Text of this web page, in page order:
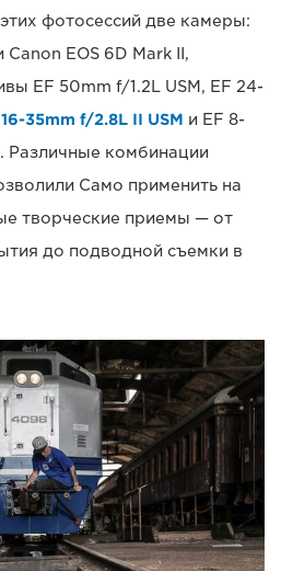
фотосессий две камеры:
Canon EOS 6D Mark II,
EF 50mm f/1.2L USM, EF 24-
35mm f/2.8L II USM и EF 8-
Различные комбинации
Само применить на
творческие приемы — от
до подводной съемки в